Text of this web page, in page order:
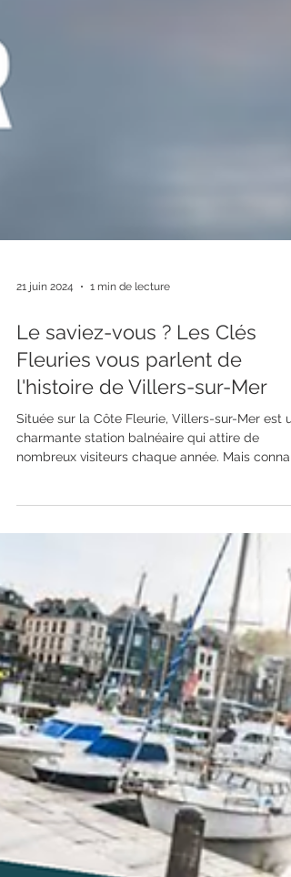
21 juin 2024 1 min de lecture
Le saviez-vous ? Les Clés
Fleuries vous parlent de
l'histoire de Villers-sur-Mer
Située sur la Côte Fleurie, Villers-sur-Mer est